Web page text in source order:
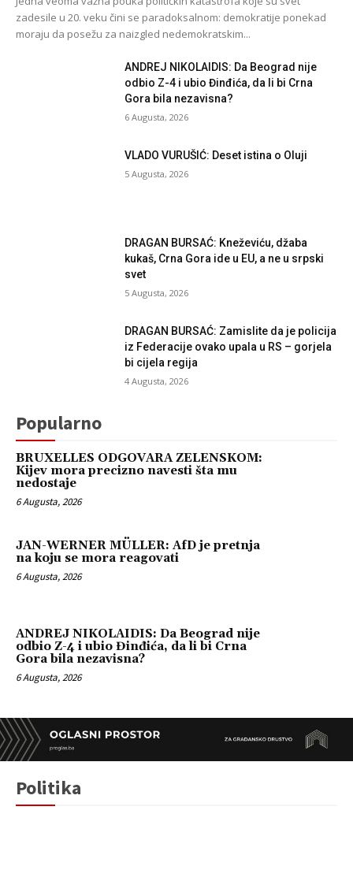
zadesile u 20. veku čini se paradoksalnom: demokratije ponekad
moraju da posežu za naizgled nedemokratskim...
ANDREJ NIKOLAIDIS: Da Beograd nije
odbio Z-4 i ubio Đinđića, da li bi Crna
Gora bila nezavisna?
6 Augusta, 2026
VLADO VURUŠIĆ: Deset istina o Oluji
5 Augusta, 2026
DRAGAN BURSAĆ: Kneževiću, džaba
kukaš, Crna Gora ide u EU, a ne u srpski
svet
5 Augusta, 2026
DRAGAN BURSAĆ: Zamislite da je policija
iz Federacije ovako upala u RS – gorjela
bi cijela regija
4 Augusta, 2026
Popularno
BRUXELLES ODGOVARA ZELENSKOM:
Kijev mora precizno navesti šta mu
nedostaje
6 Augusta, 2026
JAN-WERNER MÜLLER: AfD je pretnja
na koju se mora reagovati
6 Augusta, 2026
ANDREJ NIKOLAIDIS: Da Beograd nije
odbio Z-4 i ubio Đinđića, da li bi Crna
Gora bila nezavisna?
6 Augusta, 2026
Politika